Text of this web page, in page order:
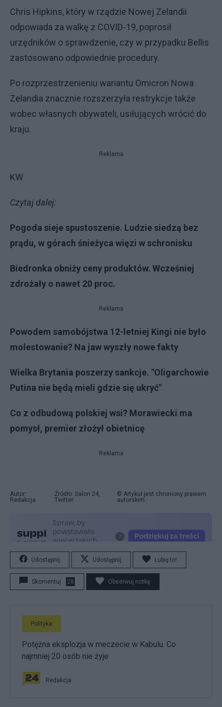
Chris Hipkins, który w rządzie Nowej Zelandii
odpowiada za walkę z COVID-19, poprosił
urzędników o sprawdzenie, czy w przypadku Bellis
zastosowano odpowiednie procedury.
Po rozprzestrzenieniu wariantu Omicron Nowa
Zelandia znacznie rozszerzyła restrykcje także
wobec własnych obywateli, usiłujących wrócić do
kraju.
Reklama
KW
Czytaj dalej:
Pogoda sieje spustoszenie. Ludzie siedzą bez
prądu, w górach śnieżyca więzi w schronisku
Biedronka obniży ceny produktów. Wcześniej
zdrożały o nawet 20 proc.
Reklama
Powodem samobójstwa 12-letniej Kingi nie było
molestowanie? Na jaw wyszły nowe fakty
Wielka Brytania poszerzy sankcje. "Oligarchowie
Putina nie będą mieli gdzie się ukryć"
Co z odbudową polskiej wsi? Morawiecki ma
pomysł, premier złożył obietnicę
Reklama
Autor:
Redakcja
Źródło: Salon 24,
Twitter
© Artykuł jest chroniony prawem
autorskim.
Udostępnij Udostępnij Lubię to!
Skomentuj 28 Obserwuj notkę
Polityka
Potężna eksplozja w meczecie w Kabulu. Co
najmniej 20 osób nie żyje
Redakcja